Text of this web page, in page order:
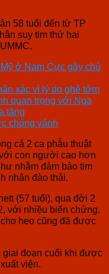
58 tuổi đến từ TP
suy tim thứ hai
ở Nam Cực gây chú
xác vì lý do ghê tởm
quan trọng với Nga
tăng
chóng vánh
cả 2 ca phẫu thuật
con người cao hơn
nhằm đảm bảo tim
nhân đào thải.
(57 tuổi), qua đời 2
với nhiều biến chứng.
heo cũng đã được
giai đoạn cuối khi được
viện.